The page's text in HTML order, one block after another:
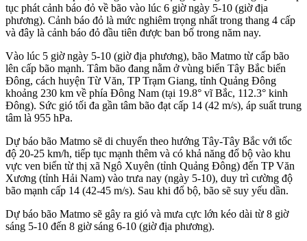
tục phát cảnh báo đỏ về bão vào lúc 6 giờ ngày 5-10 (giờ địa
phương). Cảnh báo đỏ là mức nghiêm trọng nhất trong thang 4 cấp
và đây là cảnh báo đỏ đầu tiên được ban bố trong năm nay.
Vào lúc 5 giờ ngày 5-10 (giờ địa phương), bão Matmo từ cấp bão
lên cấp bão mạnh. Tâm bão đang nằm ở vùng biển Tây Bắc biển
Đông, cách huyện Từ Văn, TP Trạm Giang, tỉnh Quảng Đông
khoảng 230 km về phía Đông Nam (tại 19.8° vĩ Bắc, 112.3° kinh
Đông). Sức gió tối đa gần tâm bão đạt cấp 14 (42 m/s), áp suất trung
tâm là 955 hPa.
Dự báo bão Matmo sẽ di chuyển theo hướng Tây-Tây Bắc với tốc
độ 20-25 km/h, tiếp tục mạnh thêm và có khả năng đổ bộ vào khu
vực ven biển từ thị xã Ngô Xuyên (tỉnh Quảng Đông) đến TP Văn
Xương (tỉnh Hải Nam) vào trưa nay (ngày 5-10), duy trì cường độ
bão mạnh cấp 14 (42-45 m/s). Sau khi đổ bộ, bão sẽ suy yếu dần.
Dự báo bão Matmo sẽ gây ra gió và mưa cực lớn kéo dài từ 8 giờ
sáng 5-10 đến 8 giờ sáng 6-10 (giờ địa phương).